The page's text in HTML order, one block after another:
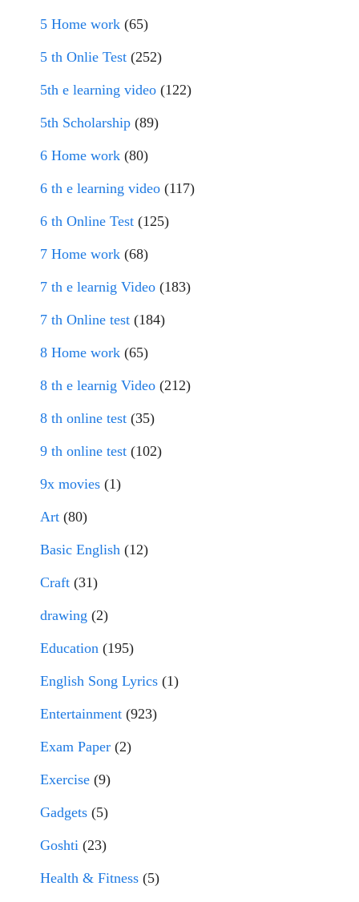
5 Home work (65)
5 th Onlie Test (252)
5th e learning video (122)
5th Scholarship (89)
6 Home work (80)
6 th e learning video (117)
6 th Online Test (125)
7 Home work (68)
7 th e learnig Video (183)
7 th Online test (184)
8 Home work (65)
8 th e learnig Video (212)
8 th online test (35)
9 th online test (102)
9x movies (1)
Art (80)
Basic English (12)
Craft (31)
drawing (2)
Education (195)
English Song Lyrics (1)
Entertainment (923)
Exam Paper (2)
Exercise (9)
Gadgets (5)
Goshti (23)
Health & Fitness (5)